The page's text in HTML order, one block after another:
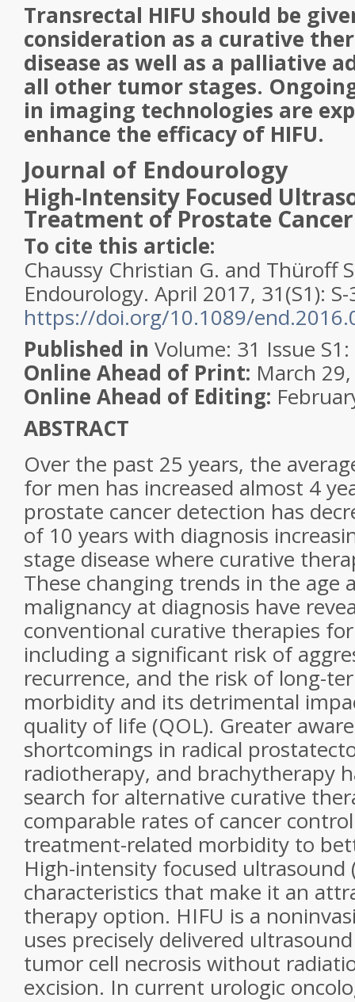
Transrectal HIFU should be
consideration as a curative
disease as well as a palliative
all other tumor stages.
in imaging technologies are
enhance the efficacy of HIFU.
Journal of Endourology
High-Intensity Focused
Treatment of Prostate
To cite this article:
Chaussy Christian G. and Thüroff
Endourology. April 2017, 31(S1): S-
https://doi.org/10.1089/
Published in Volume: 31 Issue
Online Ahead of Print: March
Online Ahead of Editing:
ABSTRACT
Over the past 25 years, the
for men has increased almost 4
prostate cancer detection has
of 10 years with diagnosis
stage disease where curative
These changing trends in the age
malignancy at diagnosis have
conventional curative therapies
including a significant risk of
recurrence, and the risk of long-
morbidity and its detrimental
quality of life (QOL). Greater
shortcomings in radical
radiotherapy, and brachytherapy
search for alternative curative
comparable rates of cancer
treatment-related morbidity to
High-intensity focused ultrasound
characteristics that make it an
therapy option. HIFU is a
uses precisely delivered
tumor cell necrosis without
excision. In current urologic